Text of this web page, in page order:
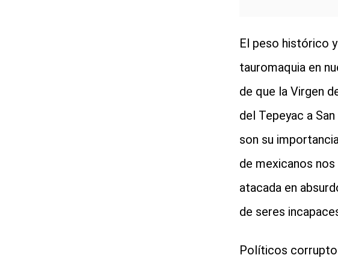
El peso histórico
tauromaquia en
de que la Virgen
del Tepeyac a
son su
de mexicanos
atacada en
de seres
Políticos